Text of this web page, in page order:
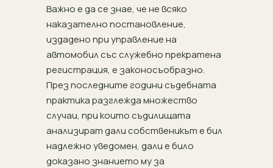
Важно е да се знае, че не всяко
наказателно постановление,
издадено при управление на
автомобил със служебно прекратена
регистрация, е законосъобразно.
През последните години съдебната
практика разглежда множество
случаи, при които съдилищата
анализират дали собственикът е бил
надлежно уведомен, дали е било
доказано знанието му за